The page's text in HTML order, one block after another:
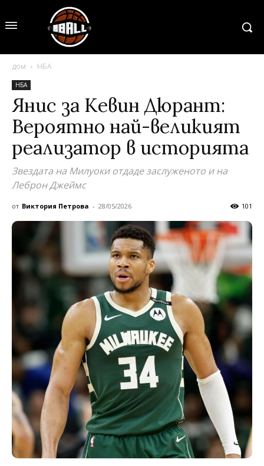
дом НБА
НБА
Янис за Кевин Дюрант:
Вероятно най-великият
реализатор в историята
Звездата на Милуоки отдаде заслуженото и на
Леброн Джеймс
от Виктория Петрова - 28/05/2026 101